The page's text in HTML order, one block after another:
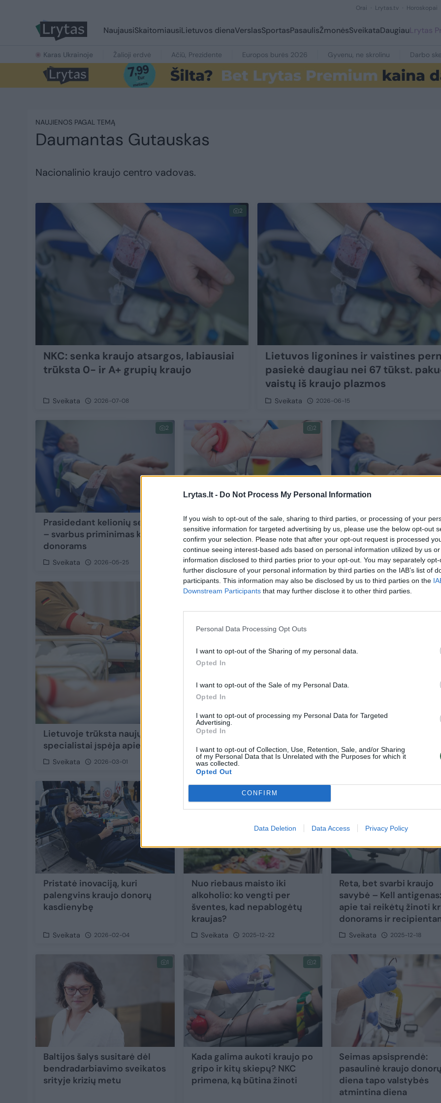
Lrytas.lt - Do Not Process My Personal Information
If you wish to opt-out of the sale, sharing to third parties, or processing of your
sensitive information for targeted advertising by us, please use the below opt-out
confirm your selection. Please note that after your opt-out request is processed
continue seeing interest-based ads based on personal information utilized by us
information disclosed to third parties prior to your opt-out. You may separately
further disclosure of your personal information by third parties on the IAB’s list of
participants. This information may also be disclosed by us to third parties on the
Downstream Participants that may further disclose it to other third parties.
Personal Data Processing Opt Outs
I want to opt-out of the Sharing of my personal data.
Opted In
I want to opt-out of the Sale of my Personal Data.
Opted In
I want to opt-out of processing my Personal Data for Targeted
Advertising.
Opted In
I want to opt-out of Collection, Use, Retention, Sale, and/or Sharing
of my Personal Data that Is Unrelated with the Purposes for which it
was collected.
Opted Out
CONFIRM
Data Deletion Data Access Privacy Policy
Orai Lrytas.tv Horoskopai
NaujausiSkaitomiausiLietuvos dienaVerslasSportasPasaulisŽmonėsSveikataDaugiauLrytas
Karas Ukrainoje Žalioji erdvė Ačiū, Prezidente Europos burės 2026 Gyvenu, ne skrolinu Darbo
NAUJIENOS PAGAL TEMĄ
Daumantas Gutauskas
Nacionalinio kraujo centro vadovas.
2
NKC: senka kraujo atsargos, labiausiai
trūksta 0− ir A+ grupių kraujo
Sveikata 2026-07-08
Lietuvos ligonines ir vaistines
pasiekė daugiau nei 67 tūkst.
vaistų iš kraujo plazmos
Sveikata 2026-06-15
2
Prasidedant kelionių sezonui
– svarbus priminimas kraujo
donorams
Sveikata 2026-05-25
2
Nuo netinkamo maisto iki
vakarėlių: ko reikėtų vengti
prieš kraujo donorystę?
Sveikata 2026-04-29
Alergijų sezonas ir
donorystė: kada
atidėti kraujo
Sveikata 2026-03-25
4
Lietuvoje trūksta naujų kraujo donorų:
specialistai įspėja apie augančią riziką
Sveikata 2026-03-01
ateityje gali kilti problemų?
Sveikata
Pristatė inovaciją, kuri
palengvins kraujo donorų
kasdienybę
Sveikata 2026-02-04
Nuo riebaus maisto iki
alkoholio: ko vengti per
šventes, kad nepablogėtų
kraujas?
Sveikata 2025-12-22
Reta, bet svarbi kraujo
savybė – Kell
apie tai reikėtų žinoti
donorams ir
Sveikata 2025-12-18
1
Baltijos šalys susitarė dėl
bendradarbiavimo sveikatos
srityje krizių metu
2
Kada galima aukoti kraujo po
gripo ir kitų skiepų? NKC
primena, ką būtina žinoti
Seimas apsisprendė:
pasaulinė kraujo
diena tapo valstybės
atmintina diena